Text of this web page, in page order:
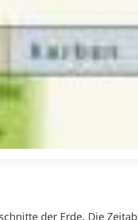
der Erde. Die